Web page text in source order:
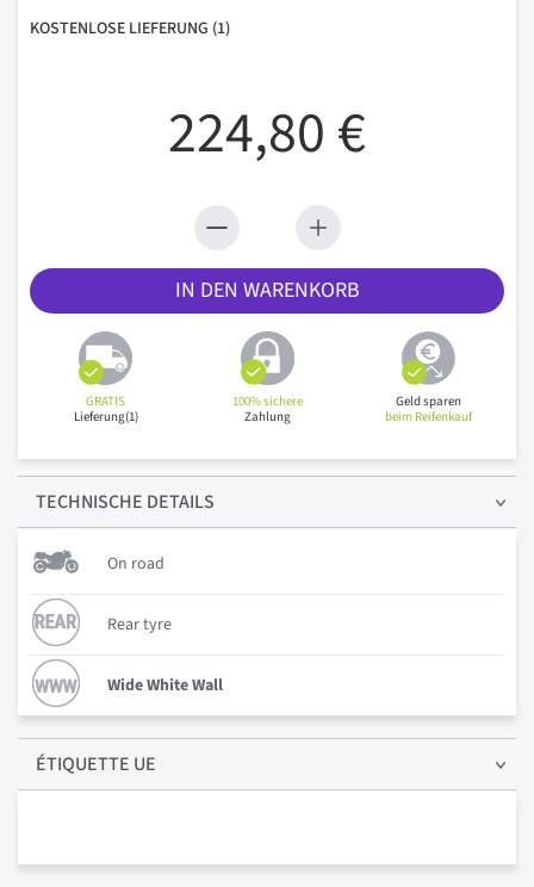
KOSTENLOSE LIEFERUNG (1)
224,80 €
IN DEN WARENKORB
GRATIS
Lieferung(1)
100% sichere
Zahlung
Geld sparen
beim Reifenkauf
TECHNISCHE DETAILS
On road
Rear tyre
Wide White Wall
ÉTIQUETTE UE